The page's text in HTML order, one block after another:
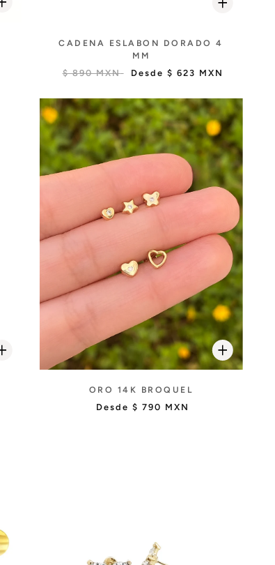
CADENA ESLABON DORADO 4
MM
$ 890 MXN
Desde $ 623 MXN
ORO 14K BROQUEL
Desde$ 790 MXN